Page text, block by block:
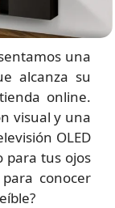
una
alcanza su
online.
visual y una
OLED
para tus ojos
conocer